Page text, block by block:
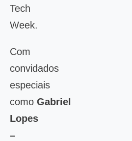
Tech
Week.
Com
convidados
especiais
como Gabriel
Lopes
–